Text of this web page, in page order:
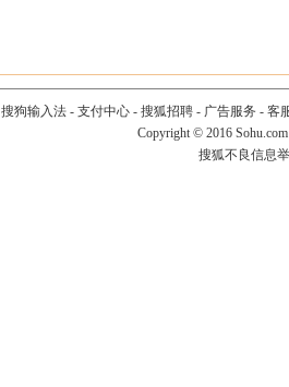
搜狗输入法- 支付中心- 搜狐招聘- 广告服务 - 客
Copyright © 2016
搜狐不良信息